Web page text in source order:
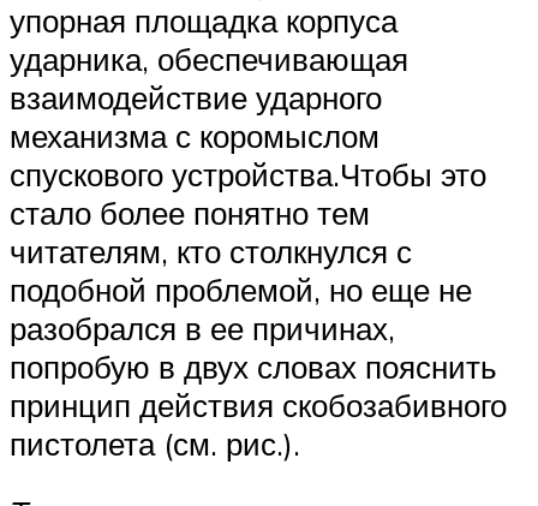
упорная площадка корпуса
ударника, обеспечивающая
взаимодействие ударного
механизма с коромыслом
спускового устройства.Чтобы это
стало более понятно тем
читателям, кто столкнулся с
подобной проблемой, но еще не
разобрался в ее причинах,
попробую в двух словах пояснить
принцип действия скобозабивного
пистолета (см. рис.).